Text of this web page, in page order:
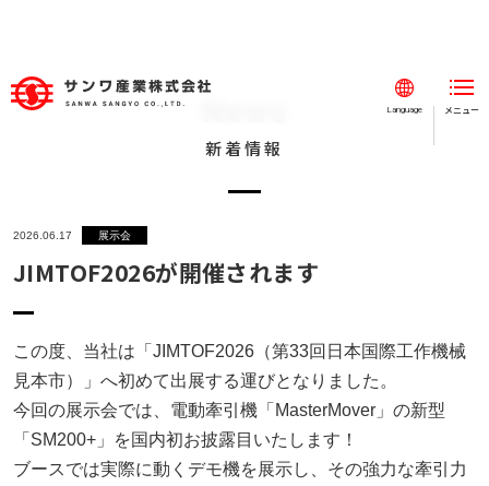
Language メニュー
閉じる
事例紹介
会社案内
新着情報
お知らせ
SDGs
新着情報
2026.06.17 展示会
JIMTOF2026が開催されます
この度、当社は「JIMTOF2026（第33回日本国際工作機械
見本市）」へ初めて出展する運びとなりました。
今回の展示会では、電動牽引機「MasterMover」の新型
「SM200+」を国内初お披露目いたします！
ブースでは実際に動くデモ機を展示し、その強力な牽引力